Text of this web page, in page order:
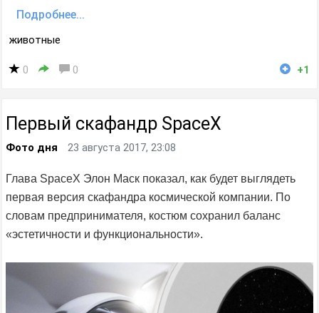
Подробнее...
животные
0 0 +1
Первый скафандр SpaceX
Фото дня 23 августа 2017, 23:08
Глава SpaceX Элон Маск показал, как будет выглядеть
первая версия скафандра космической компании. По
словам предпринимателя, костюм сохранил баланс
«эстетичности и функциональности».